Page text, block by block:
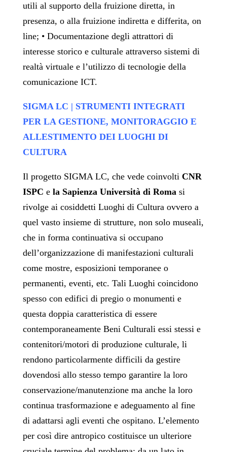
utili al supporto della fruizione diretta, in
presenza, o alla fruizione indiretta e differita, on
line; • Documentazione degli attrattori di
interesse storico e culturale attraverso sistemi di
realtà virtuale e l’utilizzo di tecnologie della
comunicazione ICT.
SIGMA LC | STRUMENTI INTEGRATI
PER LA GESTIONE, MONITORAGGIO E
ALLESTIMENTO DEI LUOGHI DI
CULTURA
Il progetto SIGMA LC, che vede coinvolti CNR
ISPC ela Sapienza Università di Romasi
rivolge ai cosiddetti Luoghi di Cultura ovvero a
quel vasto insieme di strutture, non solo museali,
che in forma continuativa si occupano
dell’organizzazione di manifestazioni culturali
come mostre, esposizioni temporanee o
permanenti, eventi, etc. Tali Luoghi coincidono
spesso con edifici di pregio o monumenti e
questa doppia caratteristica di essere
contemporaneamente Beni Culturali essi stessi e
contenitori/motori di produzione culturale, li
rendono particolarmente difficili da gestire
dovendosi allo stesso tempo garantire la loro
conservazione/manutenzione ma anche la loro
continua trasformazione e adeguamento al fine
di adattarsi agli eventi che ospitano. L’elemento
per così dire antropico costituisce un ulteriore